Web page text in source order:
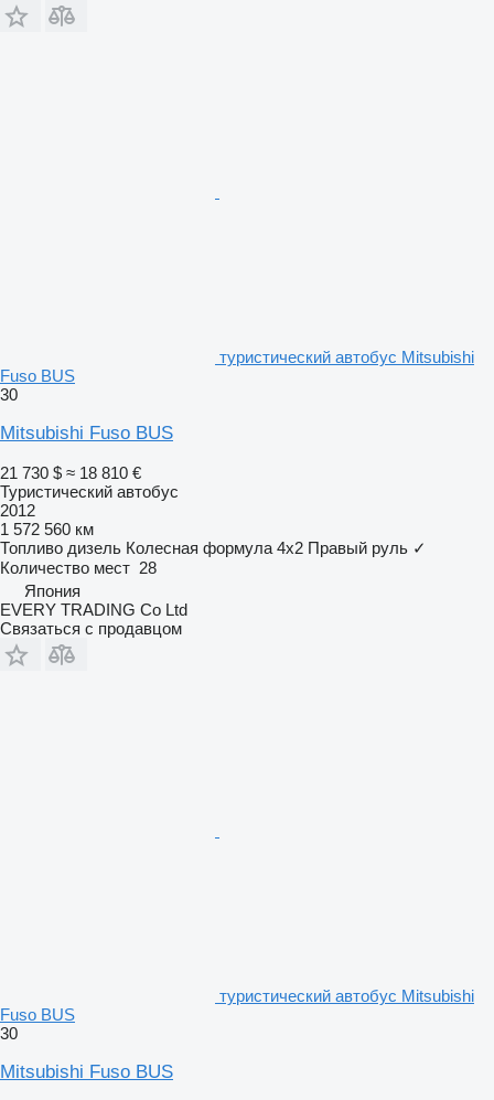
туристический автобус Mitsubishi
Fuso BUS
30
Mitsubishi Fuso BUS
21 730 $ ≈ 18 810 €
Туристический автобус
2012
1 572 560 км
Топливо дизель Колесная формула 4x2 Правый руль ✓
Количество мест 28
Япония
EVERY TRADING Co Ltd
Связаться с продавцом
туристический автобус Mitsubishi
Fuso BUS
30
Mitsubishi Fuso BUS